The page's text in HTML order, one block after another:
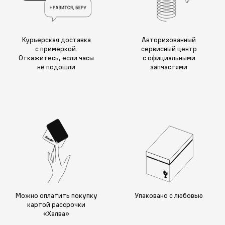
Курьерская доставка
с примеркой.
Откажитесь, если часы
не подошли
Авторизованный
сервисный центр
с официальными
запчастями
Можно оплатить покупку
картой рассрочки
«Халва»
Упаковано с любовью